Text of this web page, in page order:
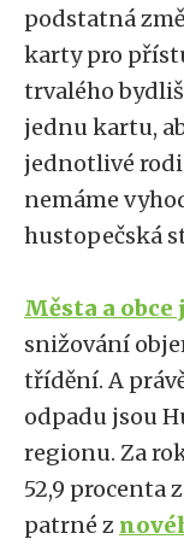
podstatná
karty pro
trvalého
jednu kartu,
jednotlivé
nemáme
hustopečská
Města a
snižování
třídění. A
odpadu jsou
regionu. Za
52,9 procenta
patrné z